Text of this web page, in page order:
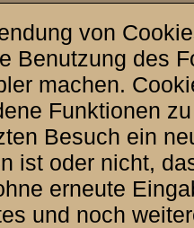
von
Benutzung des
machen.
Funktionen
Besuch ein
ist oder nicht,
erneute
und noch